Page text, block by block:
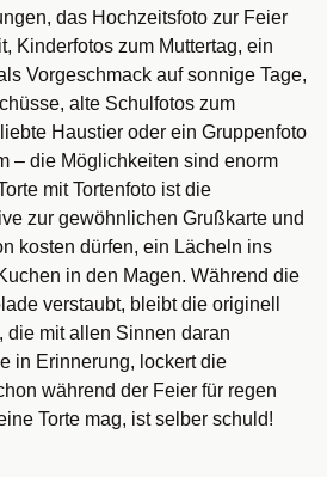
das Hochzeitsfoto zur Feier
Kinderfotos zum Muttertag, ein
Vorgeschmack auf sonnige Tage,
alte Schulfotos zum
Haustier oder ein Gruppenfoto
– die Möglichkeiten sind enorm
mit Tortenfoto ist die
zur gewöhnlichen Grußkarte und
kosten dürfen, ein Lächeln ins
in den Magen. Während die
verstaubt, bleibt die originell
die mit allen Sinnen daran
in Erinnerung, lockert die
während der Feier für regen
Torte mag, ist selber schuld!